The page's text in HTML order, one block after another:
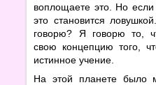
воплощаете это. Но
это становится
говорю? Я говорю то,
свою концепцию того,
истинное учение.
На этой планете было